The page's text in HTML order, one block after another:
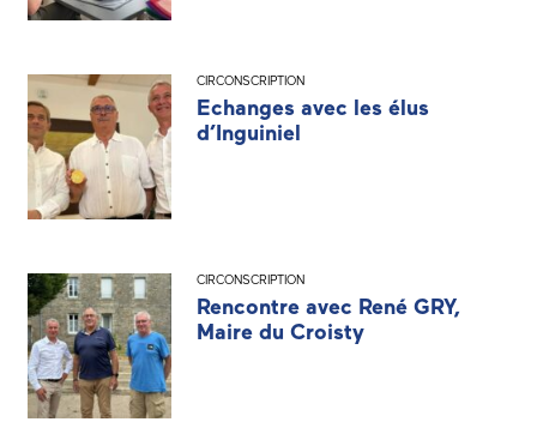
CIRCONSCRIPTION
Echanges avec les élus
d’Inguiniel
CIRCONSCRIPTION
Rencontre avec René GRY,
Maire du Croisty